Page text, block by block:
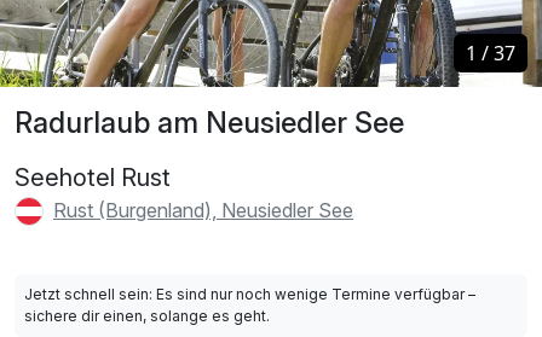
Radurlaub am Neusiedler See
Seehotel Rust
Rust (Burgenland), Neusiedler See
1 /37
1 /37
Jetzt schnell sein: Es sind nur noch wenige Termine verfügbar –
sichere dir einen, solange es geht.